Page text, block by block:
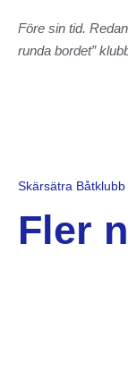
Före sin tid.
runda bordet”
Skärsätra Båtklubb
Fler